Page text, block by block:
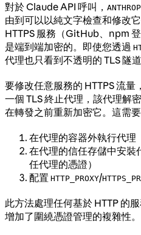
對於 Claude API 呼叫，
由到可以以純文字檢查和修改
HTTPS 服務（GitHub、npm
是端到端加密的。即使您透過
代理也只看到不透明的 TLS 隧
要修改任意服務的 HTTPS 流
一個 TLS 終止代理，該代理解
在轉發之前重新加密它。這需要
在代理的容器外執行代理
在代理的信任存儲中安裝
任代理的憑證）
配置 HTTP_PROXY/
此方法處理任何基於 HTTP 的
增加了圍繞憑證管理的複雜性。